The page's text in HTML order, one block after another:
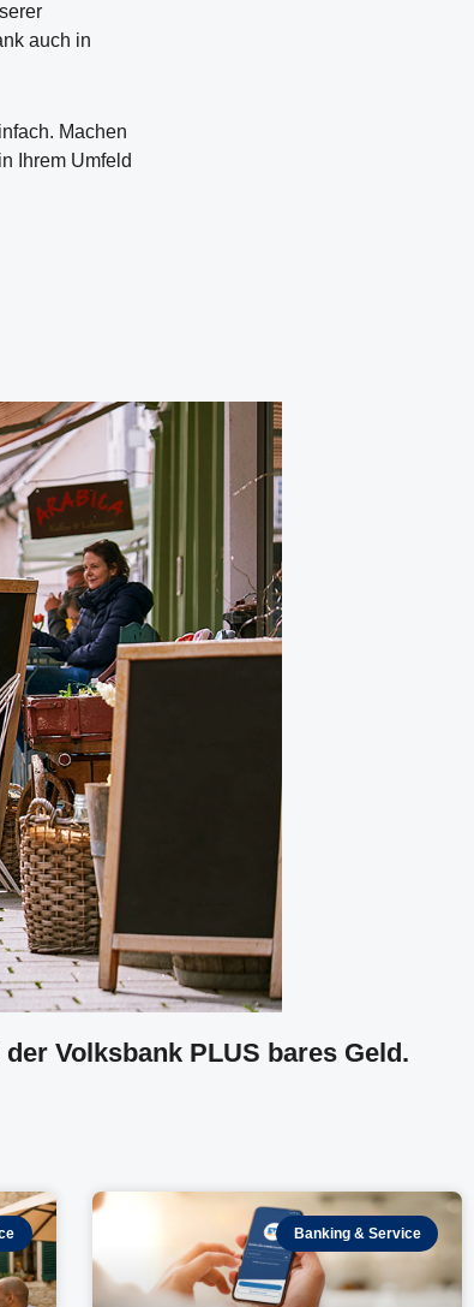
auch in
Machen
Ihrem Umfeld
Volksbank PLUS bares Geld.
Banking & Service